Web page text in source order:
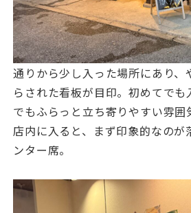
通りから少し入った場所にあり、
らされた看板が目印。初めてで
でもふらっと立ち寄りやすい雰囲
店内に入ると、まず印象的なのが
ンター席。